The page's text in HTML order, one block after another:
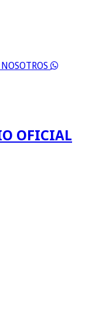
OFICIAL